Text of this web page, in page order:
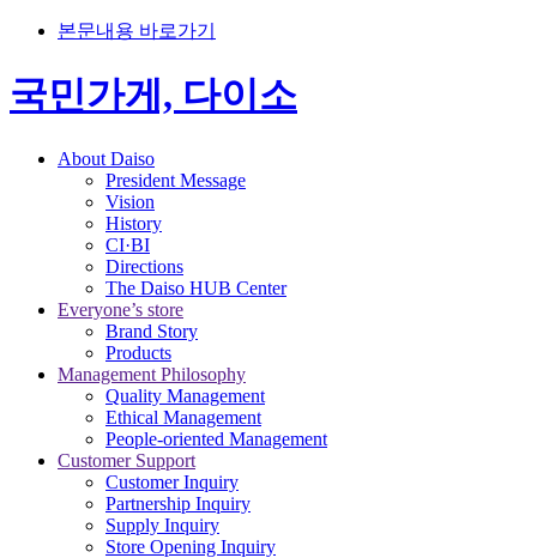
본문내용 바로가기
국민가게, 다이소
About Daiso
President Message
Vision
History
CI·BI
Directions
The Daiso HUB Center
Everyone’s store
Brand Story
Products
Management Philosophy
Quality Management
Ethical Management
People-oriented Management
Customer Support
Customer Inquiry
Partnership Inquiry
Supply Inquiry
Store Opening Inquiry